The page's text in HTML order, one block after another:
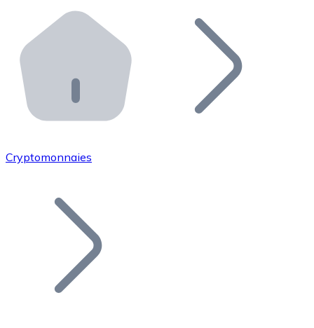
Distributeurs automatiques Bitnovo
Intégrez un ATM Bitnovo dans votre entreprise et
API Bitnovo
Intégrez notre API dans votre écosystème.
Rejoignez notre réseau de distributeurs et
Ajoutez le token de votre projet à notre service
Cryptomonnaies